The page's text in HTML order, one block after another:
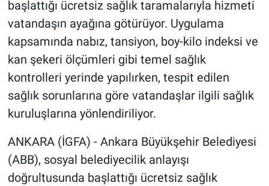
başlattığı ücretsiz sağlık taramalarıyla hizmeti
vatandaşın ayağına götürüyor. Uygulama
kapsamında nabız, tansiyon, boy-kilo indeksi ve
kan şekeri ölçümleri gibi temel sağlık
kontrolleri yerinde yapılırken, tespit edilen
sağlık sorunlarına göre vatandaşlar ilgili sağlık
kuruluşlarına yönlendiriliyor.
ANKARA (İGFA) - Ankara Büyükşehir Belediyesi
(ABB), sosyal belediyecilik anlayışı
doğrultusunda başlattığı ücretsiz sağlık